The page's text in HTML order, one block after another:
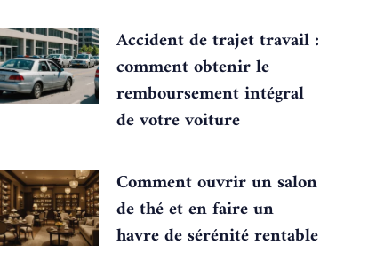
Accident de trajet travail :
comment obtenir le
remboursement intégral
de votre voiture
Comment ouvrir un salon
de thé et en faire un
havre de sérénité rentable